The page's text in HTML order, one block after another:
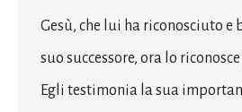
Gesù, che lui ha riconosciuto e
suo successore, ora lo
Egli testimonia la sua